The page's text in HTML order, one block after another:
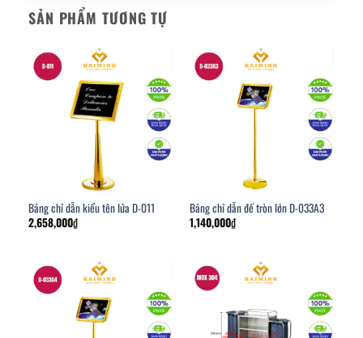
SẢN PHẨM TƯƠNG TỰ
Bảng chỉ dẫn kiểu tên lửa D-011
2,658,000₫
Bảng chỉ dẫn đế tròn lớn D-033A3
1,140,000₫